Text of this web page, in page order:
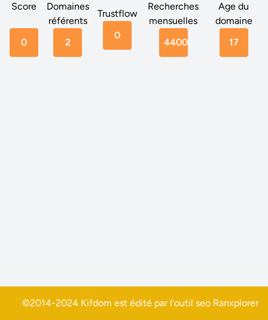
Score
0
Domaines
référents
2
Trustflow
0
Recherches
mensuelles
4400
Age du
domaine
17
©2014-2024 Kifdom est édité par l'outil seo Ranxplorer